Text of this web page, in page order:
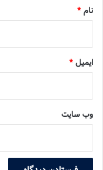
نام*
ایمیل*
وب‌ سایت